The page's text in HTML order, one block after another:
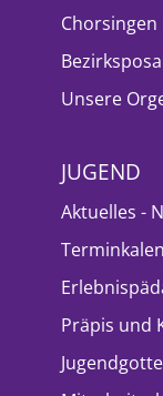
Unsere
JUGEND
Aktuelles -
Präpis und